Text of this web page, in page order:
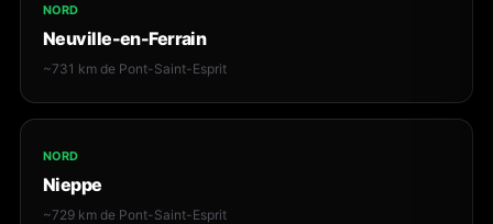
NORD
Neuville-en-Ferrain
~731 km de Pont-Saint-Esprit
NORD
Nieppe
~729 km de Pont-Saint-Esprit